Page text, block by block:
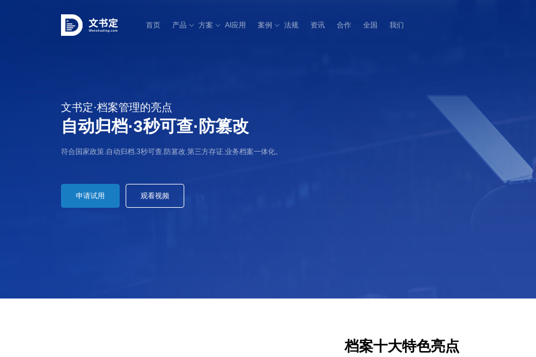
首页 产品 方案 AI应用 案例 法规 资讯 合作 全国 我们
文书定·档案管理的亮点
自动归档·3秒可查·防篡改
符合国家政策.自动归档.3秒可查.防篡改.第三方存证.业务档案一体化。
申请试用 观看视频
档案十大特色亮点